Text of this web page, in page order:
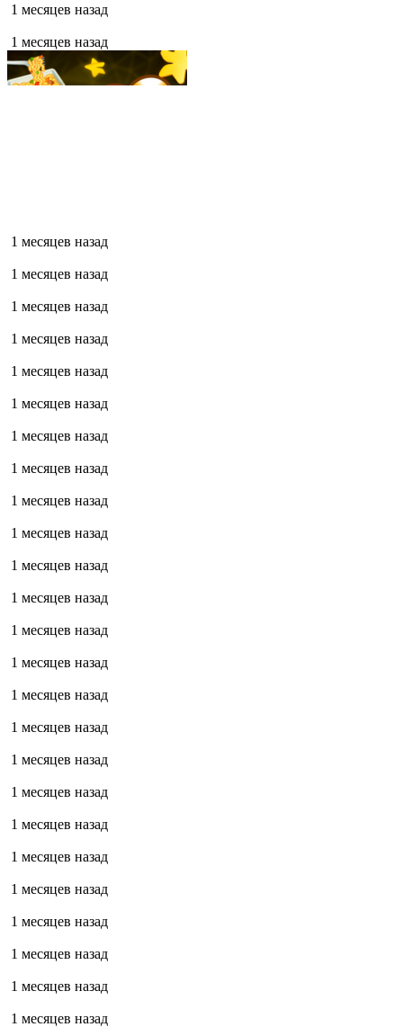
1 месяцев назад
1 месяцев назад
1 месяцев назад
1 месяцев назад
1 месяцев назад
1 месяцев назад
1 месяцев назад
1 месяцев назад
1 месяцев назад
1 месяцев назад
1 месяцев назад
1 месяцев назад
1 месяцев назад
1 месяцев назад
1 месяцев назад
1 месяцев назад
1 месяцев назад
1 месяцев назад
1 месяцев назад
1 месяцев назад
1 месяцев назад
1 месяцев назад
1 месяцев назад
1 месяцев назад
1 месяцев назад
1 месяцев назад
1 месяцев назад